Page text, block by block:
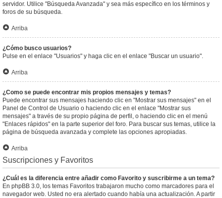
servidor. Utilice "Búsqueda Avanzada" y sea más específico en los términos y
foros de su búsqueda.
Arriba
¿Cómo busco usuarios?
Pulse en el enlace "Usuarios" y haga clic en el enlace "Buscar un usuario".
Arriba
¿Como se puede encontrar mis propios mensajes y temas?
Puede encontrar sus mensajes haciendo clic en "Mostrar sus mensajes" en el
Panel de Control de Usuario o haciendo clic en el enlace "Mostrar sus
mensajes" a través de su propio página de perfil, o haciendo clic en el menú
"Enlaces rápidos" en la parte superior del foro. Para buscar sus temas, utilice la
página de búsqueda avanzada y complete las opciones apropiadas.
Arriba
Suscripciones y Favoritos
¿Cuál es la diferencia entre añadir como Favorito y suscribirme a un tema?
En phpBB 3.0, los temas Favoritos trabajaron mucho como marcadores para el
navegador web. Usted no era alertado cuando había una actualización. A partir